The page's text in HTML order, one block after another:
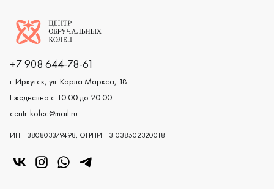
Логотип компании
+7 908 644-78-61
г. Иркутск, ул. Карла Маркса, 18
Ежедневно с 10:00 до 20:00
centr-kolec@mail.ru
ИНН 380803379498, ОГРНИП 310385023200181
«Центр колец» в VK
«Центр колец» в Instagram
«Центр колец» в Whatsapp
«Центр колец» в Telegram